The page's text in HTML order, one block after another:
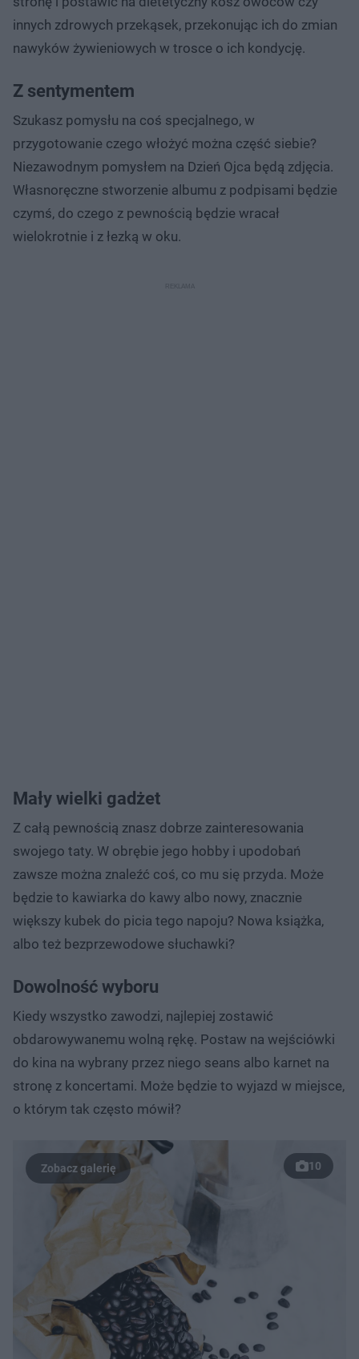
innych zdrowych przekąsek, przekonując ich do zmian
nawyków żywieniowych w trosce o ich kondycję.
Z sentymentem
Szukasz pomysłu na coś specjalnego, w
przygotowanie czego włożyć można część siebie?
Niezawodnym pomysłem na Dzień Ojca będą zdjęcia.
Własnoręczne stworzenie albumu z podpisami będzie
czymś, do czego z pewnością będzie wracał
wielokrotnie i z łezką w oku.
Mały wielki gadżet
Z całą pewnością znasz dobrze zainteresowania
swojego taty. W obrębie jego hobby i upodobań
zawsze można znaleźć coś, co mu się przyda. Może
będzie to kawiarka do kawy albo nowy, znacznie
większy kubek do picia tego napoju? Nowa książka,
albo też bezprzewodowe słuchawki?
Dowolność wyboru
Kiedy wszystko zawodzi, najlepiej zostawić
obdarowywanemu wolną rękę. Postaw na wejściówki
do kina na wybrany przez niego seans albo karnet na
stronę z koncertami. Może będzie to wyjazd w miejsce,
o którym tak często mówił?
10